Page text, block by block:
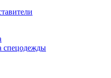
спецодежды